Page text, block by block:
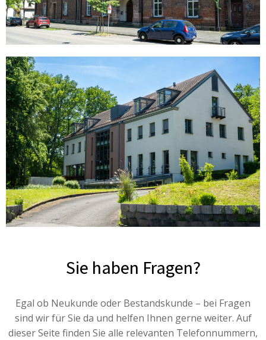
Sie haben Fragen?
Egal ob Neukunde oder Bestandskunde – bei Fragen
sind wir für Sie da und helfen Ihnen gerne weiter. Auf
dieser Seite finden Sie alle relevanten Telefonnummern,